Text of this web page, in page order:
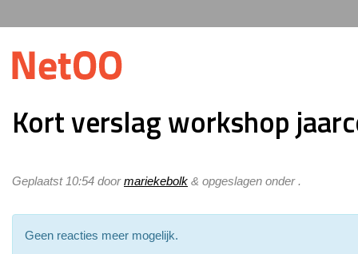
Kort verslag workshop
Geplaatst 10:54 doormariekebolk & opgeslagen onder .
Geen reacties meer mogelijk.